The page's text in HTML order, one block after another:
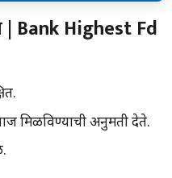
Fd Rates
बँका देतात FD वर भरघोस व्याज!
आहेत; यादी पहा | Bank Highest
| Bank Highest Fd Rates
आहेत:
| Bank Highest Fd
मिळविण्याची अनुमती देते.